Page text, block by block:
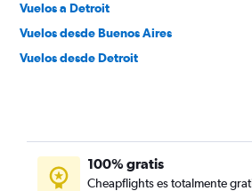
Vuelos a Detroit
Vuelos desde Buenos Aires
Vuelos desde Detroit
100% gratis
Cheapflights es totalmente